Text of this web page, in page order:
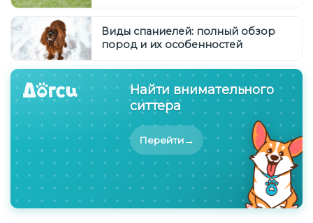
Виды спаниелей: полный обзор
пород и их особенностей
Найти внимательного
ситтера
Перейти→